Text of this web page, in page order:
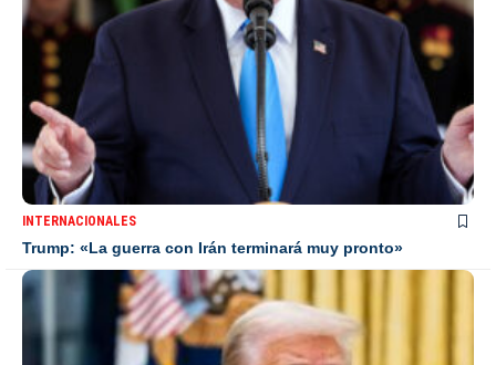
INTERNACIONALES
Trump: «La guerra con Irán terminará muy pronto»